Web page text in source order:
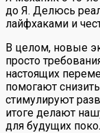
до Я. Делюсь
лайфхаками и
В целом, новые
просто
настоящих
помогают
стимулируют
итоге делают
для будущих